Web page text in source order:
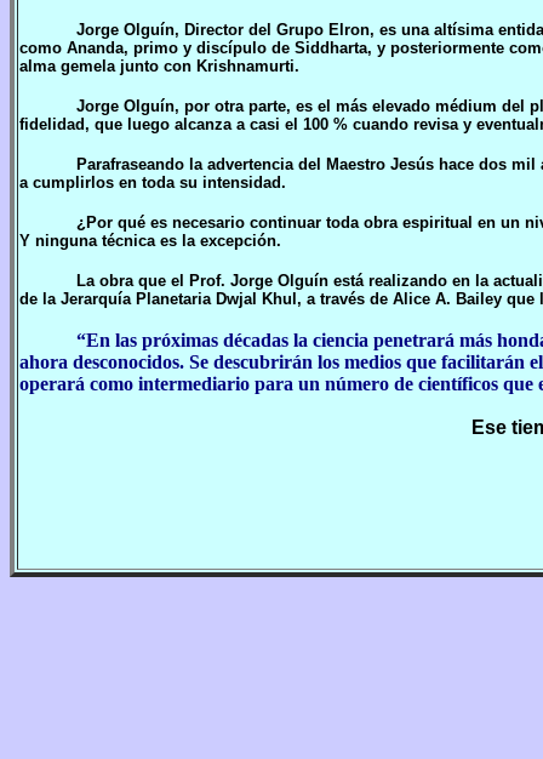
Jorge Olguín, Director del Grupo E lron, es una altísima
como Ananda, primo y discípulo de Siddharta, y posteriormente
alma gemela junto con Krishnamurti.
Jorge Olguín, por otra parte, es el más elevado médium del
fidelidad, que luego alcanza a casi el 100 % cuando revisa y
Parafraseando la advertencia del Maestro Jesús hace dos
a cumplirlos en toda su intensidad.
¿Por qué es necesario continuar toda obra espiritual en un
Y ninguna técnica es la excepción.
La obra que el Prof. Jorge Olguín está realizando en la
de la Jerarquía Planetaria Dwjal Khul, a través de Alice A. Bailey
“En las próximas décadas la ciencia penetrará más
ahora desconocidos. Se descubrirán los medios que facilitarán
operará como intermediario para un número de científicos que
Ese